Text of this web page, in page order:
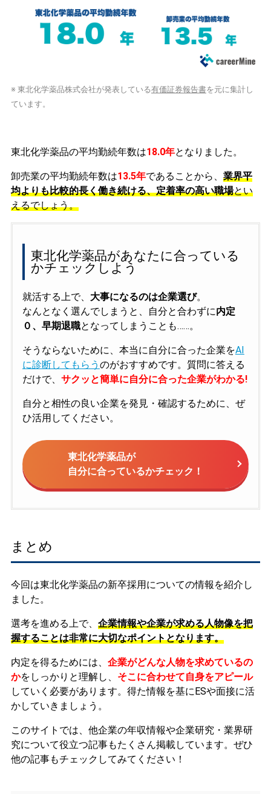
※ 東北化学薬品株式会社が発表している有価証券報告書を元に集計し
ています。
東北化学薬品の平均勤続年数は18.0年となりました。
卸売業の平均勤続年数は13.5年であることから、 業界平
均よりも比較的長く働き続ける、定着率の高い職場とい
えるでしょう。
東北化学薬品があなたに合っている
かチェックしよう
就活する上で、 大事になるのは企業選び。
なんとなく選んでしまうと、自分と合わずに内定
０、早期退職となってしまうことも……。
そうならないために、本当に自分に合った企業をAI
に診断してもらう のがおすすめです。質問に答える
だけで、 サクッと簡単に自分に合った企業がわかる!
自分と相性の良い企業を発見・確認するために、ぜ
ひ活用してください。
東北化学薬品が
自分に合っているかチェック！
まとめ
今回は東北化学薬品の新卒採用についての情報を紹介し
ました。
選考を進める上で、 企業情報や企業が求める人物像を把
握することは非常に大切なポイントとなります。
内定を得るためには、 企業がどんな人物を求めているの
かをしっかりと理解し、 そこに合わせて自身をアピール
していく必要があります。 得た情報を基にESや面接に活
かしていきましょう。
このサイトでは、他企業の年収情報や企業研究・業界研
究について役立つ記事もたくさん掲載しています。ぜひ
他の記事もチェックしてみてください！